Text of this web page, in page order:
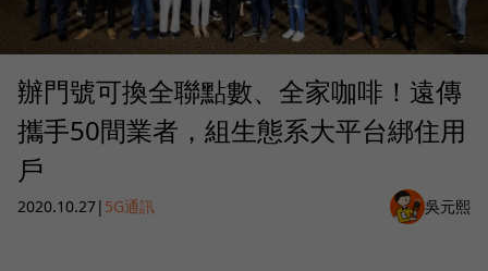
辦門號可換全聯點數、全家咖啡！遠傳
攜手50間業者，組生態系大平台綁住用
戶
2020.10.27| 5G通訊 吳元熙